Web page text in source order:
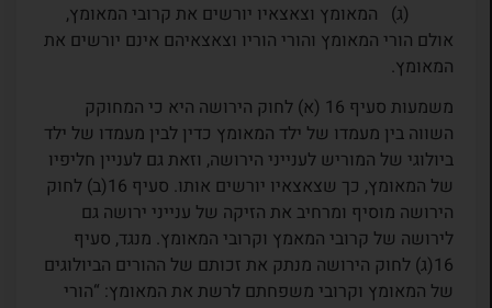
(ג) המאומץ וצאצאיו יורשים את קרובי המאומץ,
אולם הורי המאומץ והורי הוריו וצאצאיהם אינם יורשים את
המאומץ.
משמעות סעיף 16 (א) לחוק הירושה היא כי המחוקק
השווה בין מעמדו של ילד המאומץ כדין לבין מעמדו של ילד
ביולוגי של המוריש לענייני הירושה, וזאת גם לעניין חליפיו
של המאומץ, כך שצאצאיו יורשים אותו. סעיף 16(ב) לחוק
הירושה מוסיף ומרחיב את הזיקה של ענייני ירושה גם
לירושה של קרובי המאמץ וקרובי המאומץ. מנגד, סעיף
16(ג) לחוק הירושה מנתק את זכותם של ההורים הביולוגים
של המאומץ וקרובי משפחתם לרשת את המאומץ: “הורי